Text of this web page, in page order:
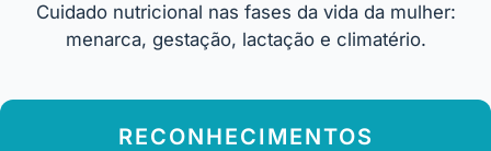
Cuidado nutricional nas fases da vida da mulher:
menarca, gestação, lactação e climatério.
RECONHECIMENTOS